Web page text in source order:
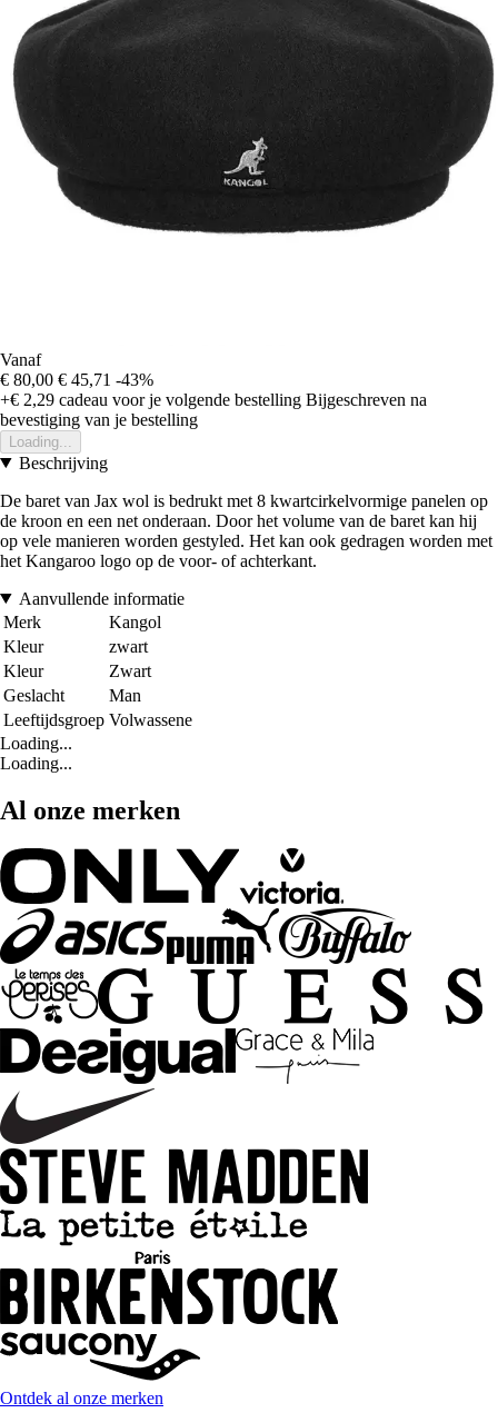
Vanaf
€ 80,00 € 45,71 -43%
+€ 2,29 cadeau voor je volgende bestelling Bijgeschreven na
bevestiging van je bestelling
Loading...
Beschrijving
De baret van Jax wol is bedrukt met 8 kwartcirkelvormige panelen op
de kroon en een net onderaan. Door het volume van de baret kan hij
op vele manieren worden gestyled. Het kan ook gedragen worden met
het Kangaroo logo op de voor- of achterkant.
Aanvullende informatie
Merk
Kangol
Kleur
zwart
Kleur
Zwart
Geslacht
Man
Leeftijdsgroep Volwassene
Loading...
Loading...
Al onze merken
Ontdek al onze merken